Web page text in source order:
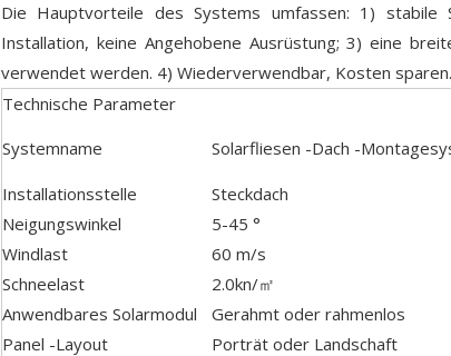
Die Hauptvorteile des Systems umfassen: 1) stabile
Installation, keine Angehobene Ausrüstung; 3) eine
verwendet werden. 4) Wiederverwendbar, Kosten sparen.
Technische Parameter
Systemname
Solarfliesen -Dach -
Installationsstelle
Steckdach
Neigungswinkel
5-45 °
Windlast
60 m/s
Schneelast
2.0kn/㎡
Anwendbares Solarmodul
Gerahmt oder rahmenlos
Panel -Layout
Porträt oder Landschaft